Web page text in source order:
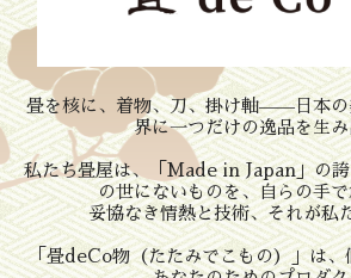
畳を核に、着物、刀、掛け軸——日本の
界に一つだけの逸品を生
私たち畳屋は、「Made in Japan」の
の世にないものを、自らの手
妥協なき情熱と技術、それが私
「畳deCo物（たたみでこもの）」は、